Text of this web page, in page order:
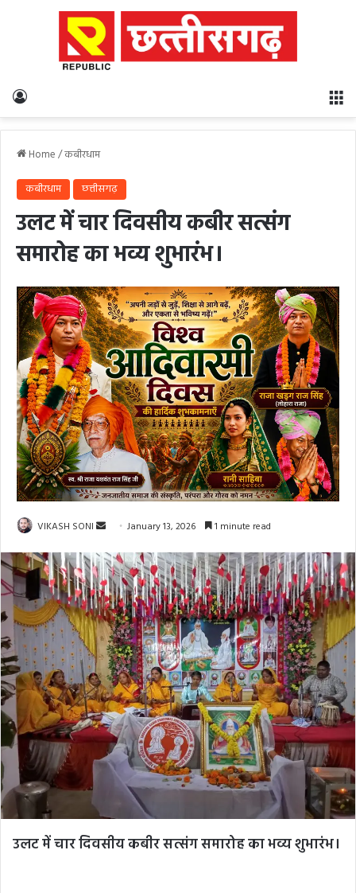
Home/कबीरधाम
कबीरधाम छत्तीसगढ़
उलट में चार दिवसीय कबीर सत्संग
समारोह का भव्य शुभारंभ।
VIKASH SONI
Send
email
January 13, 2026 1 minute read
उलट में चार दिवसीय कबीर सत्संग समारोह का भव्य शुभारंभ।